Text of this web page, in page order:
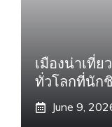
เมืองน่าเที่
ทั่วโลกที่นัก
June 9,